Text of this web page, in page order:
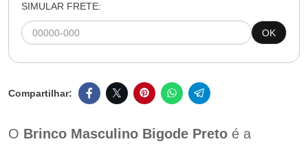
SIMULAR FRETE:
OK
O Brinco Masculino Bigode Preto é a